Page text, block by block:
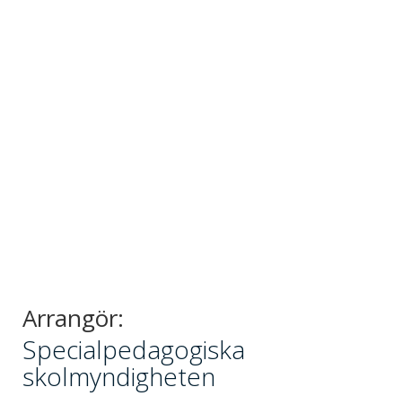
Arrangör:
Specialpedagogiska
skolmyndigheten